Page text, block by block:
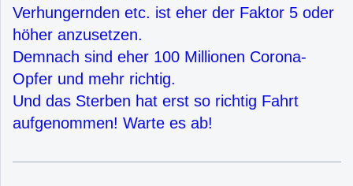
Verhungernden etc. ist eher der Faktor 5 oder
höher anzusetzen.
Demnach sind eher 100 Millionen Corona-
Opfer und mehr richtig.
Und das Sterben hat erst so richtig Fahrt
aufgenommen! Warte es ab!